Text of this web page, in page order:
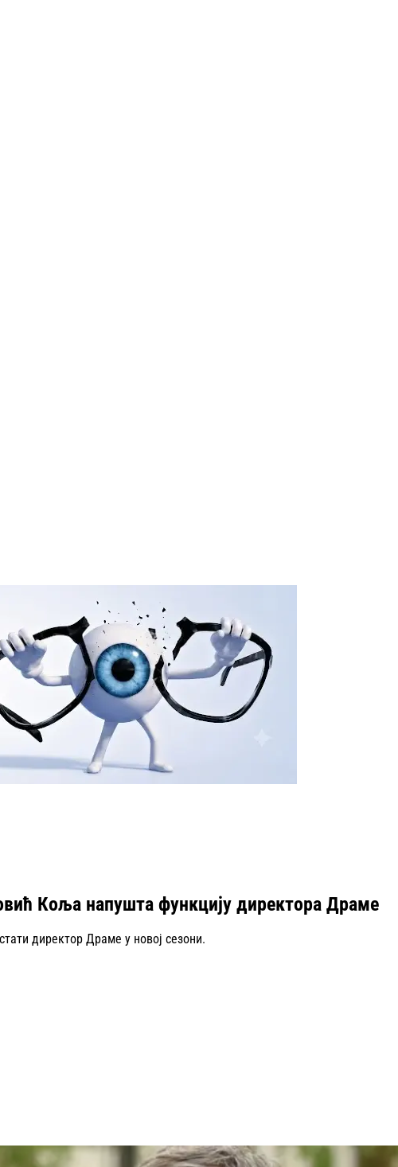
Коља напушта функцију директора Драме
директор Драме у новој сезони.